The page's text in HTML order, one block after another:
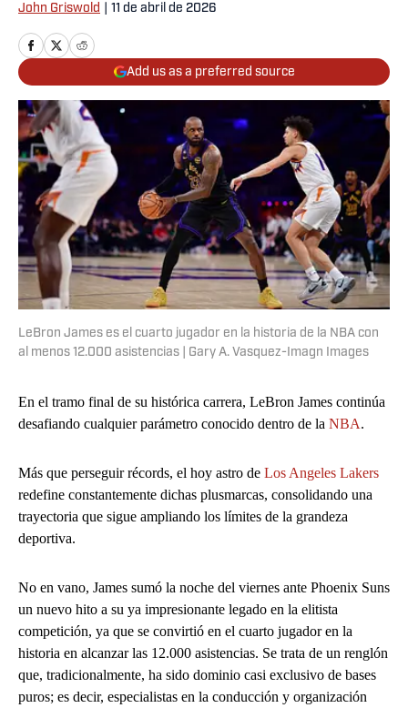
John Griswold 11 de abril de 2026
Add us as a preferred source
LeBron James es el cuarto jugador en la historia de la NBA con
al menos 12.000 asistencias | Gary A. Vasquez-Imagn Images
En el tramo final de su histórica carrera, LeBron James continúa
desafiando cualquier parámetro conocido dentro de la NBA.
Más que perseguir récords, el hoy astro de Los Angeles Lakers
redefine constantemente dichas plusmarcas, consolidando una
trayectoria que sigue ampliando los límites de la grandeza
deportiva.
No en vano, James sumó la noche del viernes ante Phoenix Suns
un nuevo hito a su ya impresionante legado en la elitista
competición, ya que se convirtió en el cuarto jugador en la
historia en alcanzar las 12.000 asistencias. Se trata de un renglón
que, tradicionalmente, ha sido dominio casi exclusivo de bases
puros; es decir, especialistas en la conducción y organización